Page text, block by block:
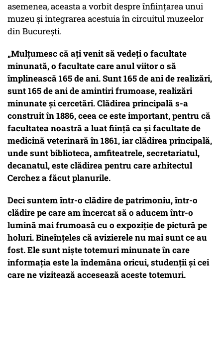
asemenea, aceasta a vorbit despre înființarea unui
muzeu și integrarea acestuia în circuitul muzeelor
din București.
„Mulțumesc că ați venit să vedeți o facultate
minunată, o facultate care anul viitor o să
împlinească 165 de ani. Sunt 165 de ani de realizări,
sunt 165 de ani de amintiri frumoase, realizări
minunate și cercetări. Clădirea principală s-a
construit în 1886, ceea ce este important, pentru că
facultatea noastră a luat ființă ca și facultate de
medicină veterinară în 1861, iar clădirea principală,
unde sunt biblioteca, amfiteatrele, secretariatul,
decanatul, este clădirea pentru care arhitectul
Cerchez a făcut planurile.
Deci suntem într-o clădire de patrimoniu, într-o
clădire pe care am încercat să o aducem într-o
lumină mai frumoasă cu o expoziție de pictură pe
holuri. Bineînțeles că avizierele nu mai sunt ce au
fost. Ele sunt niște totemuri minunate în care
informația este la îndemâna oricui, studenții și cei
care ne vizitează accesează aceste totemuri.